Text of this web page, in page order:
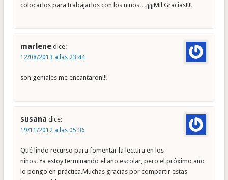
colocarlos para trabajarlos con los niños…¡¡¡¡¡Mil Gracias!!!!
marlene dice:
12/08/2013 a las 23:44
son geniales me encantaron!!!
susana dice:
19/11/2012 a las 05:36
Qué lindo recurso para fomentar la lectura en los
niños. Ya estoy terminando el año escolar, pero el próximo año
lo pongo en práctica.Muchas gracias por compartir estas